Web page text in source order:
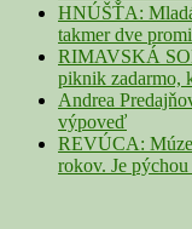
HNÚŠŤA:
takmer dve
RIMAVSKÁ
piknik zadarmo,
Andrea
výpoveď
REVÚCA:
rokov. Je